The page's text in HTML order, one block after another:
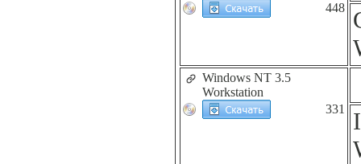
448
Windows NT 3.5
Workstation
331